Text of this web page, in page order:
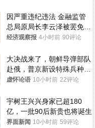
因严重违纪违法 金融监管
总局原局长李云泽被罢免全
国人大代表
经济观察报 4小时前 90评论
大决战来了，朝鲜导弹部队
赴俄，普京新设特殊兵种，
76岁老将扛旗
虚怀论语 10小时前 22评论
宇树王兴兴身家已超180
亿，一批90后新贵也将诞生
界面新闻 10小时前 59评论